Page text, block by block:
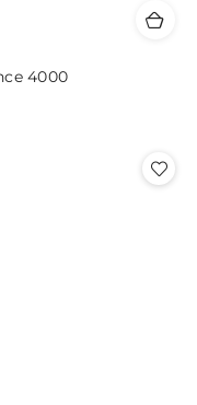
4000